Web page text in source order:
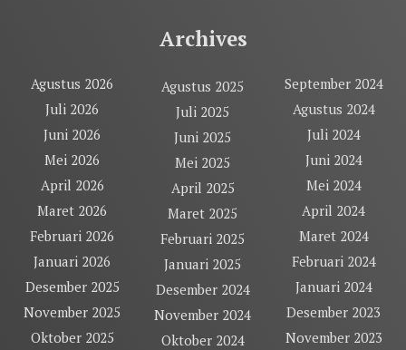
Archives
Agustus 2026
Juli 2026
Juni 2026
Mei 2026
April 2026
Maret 2026
Februari 2026
Januari 2026
Desember 2025
November 2025
Oktober 2025
Agustus 2025
Juli 2025
Juni 2025
Mei 2025
April 2025
Maret 2025
Februari 2025
Januari 2025
Desember 2024
November 2024
Oktober 2024
September 2024
Agustus 2024
Juli 2024
Juni 2024
Mei 2024
April 2024
Maret 2024
Februari 2024
Januari 2024
Desember 2023
November 2023